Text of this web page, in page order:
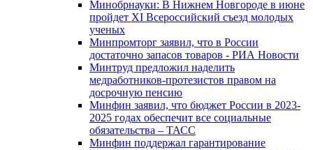
Минобрнауки: В Нижнем Новгороде в июне
пройдет XI Всероссийский съезд молодых
ученых
Минпромторг заявил, что в России
достаточно запасов товаров - РИА Новости
Минтруд предложил наделить
медработников-протезистов правом на
досрочную пенсию
Минфин заявил, что бюджет России в 2023-
2025 годах обеспечит все социальные
обязательства – ТАСС
Минфин поддержал гарантирование